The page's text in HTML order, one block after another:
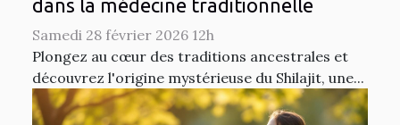
dans la médecine traditionnelle
Samedi 28 février 2026 12h
Plongez au cœur des traditions ancestrales et
découvrez l'origine mystérieuse du Shilajit, une...